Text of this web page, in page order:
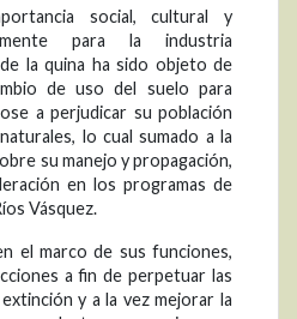
social, cultural y
para la industria
la quina ha sido objeto de
de uso del suelo para
a perjudicar su población
lo cual sumado a la
su manejo y propagación,
en los programas de
Vásquez.
el marco de sus funciones,
a fin de perpetuar las
y a la vez mejorar la